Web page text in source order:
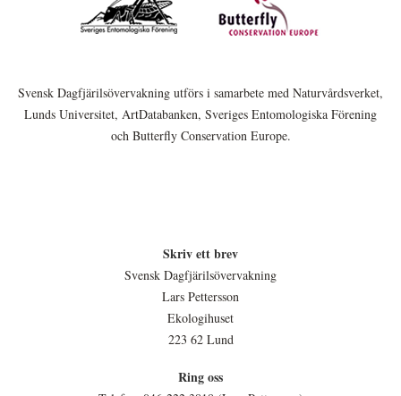
Svensk Dagfjärilsövervakning utförs i samarbete med Naturvårdsverket,
Lunds Universitet, ArtDatabanken, Sveriges Entomologiska Förening
och Butterfly Conservation Europe.
Skriv ett brev
Svensk Dagfjärilsövervakning
Lars Pettersson
Ekologihuset
223 62 Lund
Ring oss